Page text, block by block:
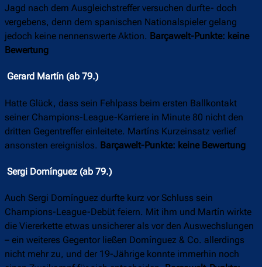
Jagd nach dem Ausgleichstreffer versuchen durfte- doch
vergebens, denn dem spanischen Nationalspieler gelang
jedoch keine nennenswerte Aktion. Barçawelt-Punkte: keine
Bewertung
Gerard Martín (ab 79.)
Hatte Glück, dass sein Fehlpass beim ersten Ballkontakt
seiner Champions-League-Karriere in Minute 80 nicht den
dritten Gegentreffer einleitete. Martíns Kurzeinsatz verlief
ansonsten ereignislos. Barçawelt-Punkte: keine Bewertung
Sergi Domínguez (ab 79.)
Auch Sergi Domínguez durfte kurz vor Schluss sein
Champions-League-Debüt feiern. Mit ihm und Martín wirkte
die Viererkette etwas unsicherer als vor den Auswechslungen
– ein weiteres Gegentor ließen Domínguez & Co. allerdings
nicht mehr zu, und der 19-Jährige konnte immerhin noch